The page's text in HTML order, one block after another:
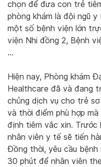
chọn để đưa con trẻ
phòng khám là đội ngũ
một số bệnh viện lớn
viện Nhi đồng 2, Bệnh
…
Hiện nay, Phòng khám
Healthcare đã và đang
chủng dịch vụ cho trẻ
và thời điểm phù hợp
định tiêm vắc xin. Trước
nhân viên y tế sẽ tiến
Đồng thời, yêu cầu bệnh
30 phút để nhân viên